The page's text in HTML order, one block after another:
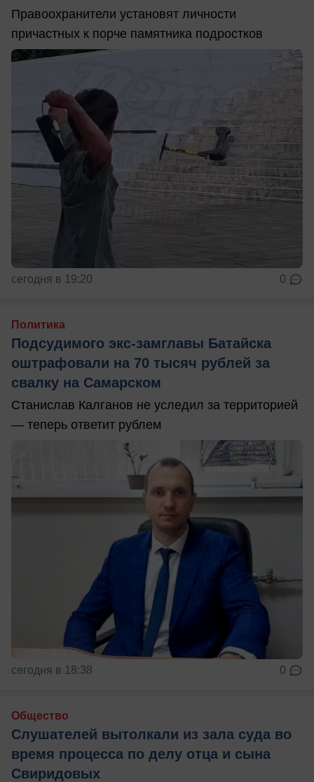
Правоохранители установят личности
причастных к порче памятника подростков
сегодня в 19:20 0
Политика
Подсудимого экс-замглавы Батайска
оштрафовали на 70 тысяч рублей за
свалку на Самарском
Станислав Калганов не уследил за территорией
— теперь ответит рублем
сегодня в 18:38 0
Общество
Слушателей вытолкали из зала суда во
время процесса по делу отца и сына
Свиридовых